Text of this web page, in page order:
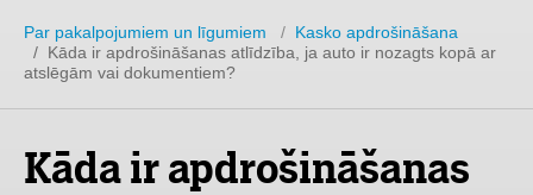
Par pakalpojumiem un līgumiem / Kasko apdrošināšana
/ Kāda ir apdrošināšanas atlīdzība, ja auto ir nozagts kopā ar
atslēgām vai dokumentiem?
Kāda ir apdrošināšanas